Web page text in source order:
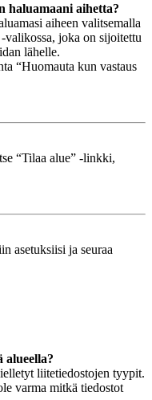
haluamaani aihetta?
aiheen valitsemalla
joka on sijoitettu
lähelle.
“Huomauta kun vastaus
“Tilaa alue” -linkki,
asetuksiisi ja seuraa
alueella?
liitetiedostojen tyypit.
varma mitkä tiedostot